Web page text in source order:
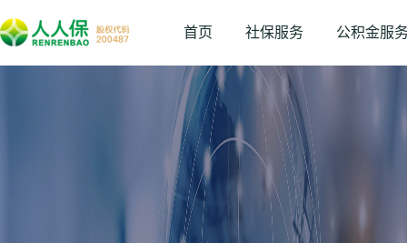
首页 社保服务 公积金服